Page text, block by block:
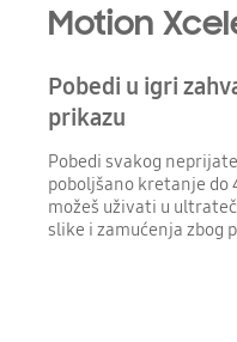
Motion
Pobedi u igri
prikazu
Pobedi svakog
poboljšano kretanje do
možeš uživati u
slike i zamućenja zbog